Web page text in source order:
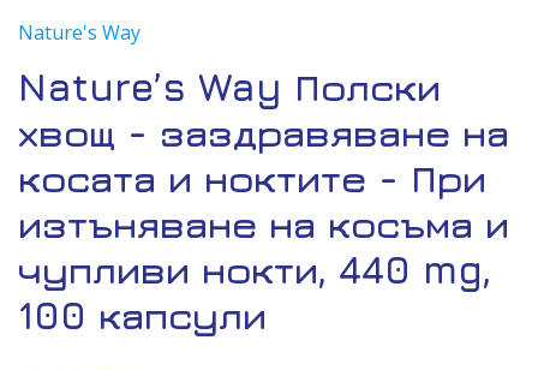
Nature's Way
Nature’s Way Полски
хвощ - заздравяване на
косата и ноктите - При
изтъняване на косъма и
чупливи нокти, 440 mg,
100 капсули